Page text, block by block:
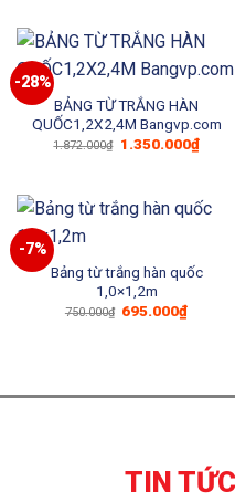
-28%
BẢNG TỪ TRẮNG HÀN
QUỐC1,2X2,4M Bangvp.com
1.872.000₫ Giá
1.350.000₫Giá
hiện
-7%
Bảng từ trắng hàn quốc
1,0×1,2m
750.000₫ Giá
695.000₫Giá
TIN